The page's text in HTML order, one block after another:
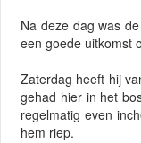
Na deze dag was
een goede uitkomst
Zaterdag heeft hij
gehad hier in het
regelmatig even
hem riep.